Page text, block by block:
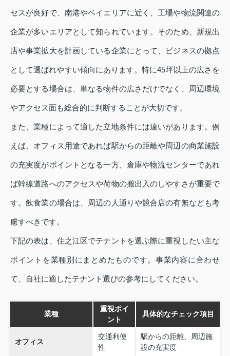
セスが良好で、南港やベイエリアに近く、工場や物流関連の
企業が多いエリアとして知られています。そのため、新規出
店や事業拡大を計画している企業にとって、ビジネスの拠点
として選ばれやすい傾向にあります。特に45坪以上の広さを
必要とする場合は、単なる物件の広さだけでなく、周辺環境
やアクセス面も総合的に判断することが大切です。
また、業種によって適した立地条件には違いがあります。例
えば、オフィス用途であれば駅からの距離や周辺の商業施設
の充実度がポイントとなる一方、倉庫や物流センターであれ
ば幹線道路へのアクセスや荷物の搬出入のしやすさが重要で
す。飲食業の場合は、周辺の人通りや競合店の有無なども考
慮すべきです。
下記の表は、住之江区でテナントを選ぶ際に重視したい主な
ポイントを業種別にまとめたものです。事業内容に合わせ
て、自社に適したテナント選びの参考にしてください。
業種
重視ポイ
ント
具体的なチェック項目
オフィス
交通利便
性
駅からの距離、周辺施
設の充実度